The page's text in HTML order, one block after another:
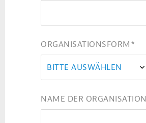
ORGANISATIONSFORM *
BITTE AUSWÄHLEN
NAME DER ORGANISATION